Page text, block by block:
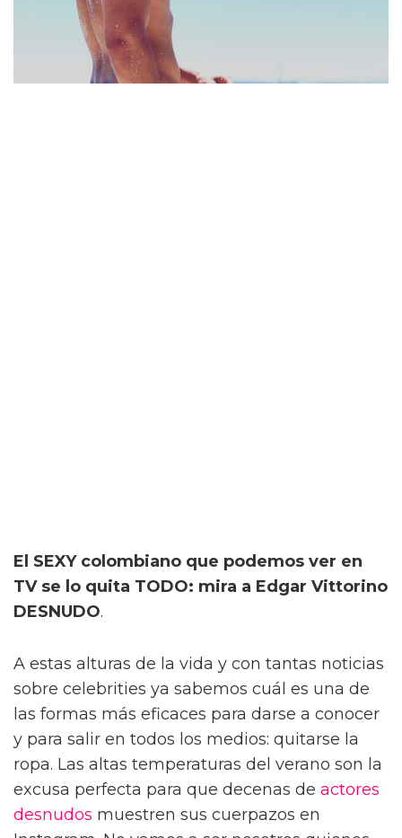
El SEXY colombiano que podemos ver en
TV se lo quita TODO: mira a Edgar Vittorino
DESNUDO.
A estas alturas de la vida y con tantas noticias
sobre celebrities ya sabemos cuál es una de
las formas más eficaces para darse a conocer
y para salir en todos los medios: quitarse la
ropa. Las altas temperaturas del verano son la
excusa perfecta para que decenas de actores
desnudos muestren sus cuerpazos en